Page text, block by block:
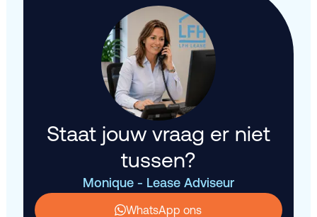
Staat jouw vraag er niet
tussen?
Monique - Lease Adviseur
WhatsApp ons